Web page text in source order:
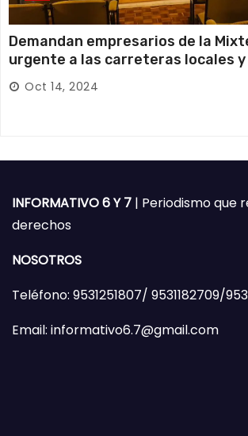
Demandan empresarios de la
urgente a las carreteras locales
Oct 14, 2024
INFORMATIVO 6 Y 7 | Periodismo que
derechos
NOSOTROS
Teléfono: 9531251807/ 9531182709/
Email: informativo6.7@gmail.com